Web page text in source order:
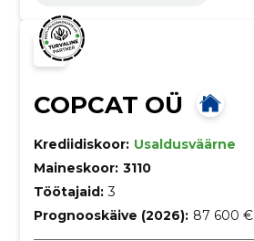
COPCAT OÜ
Krediidiskoor: Usaldusväärne
Maineskoor: 3110
Töötajaid: 3
Prognooskäive (2026): 87 600 €